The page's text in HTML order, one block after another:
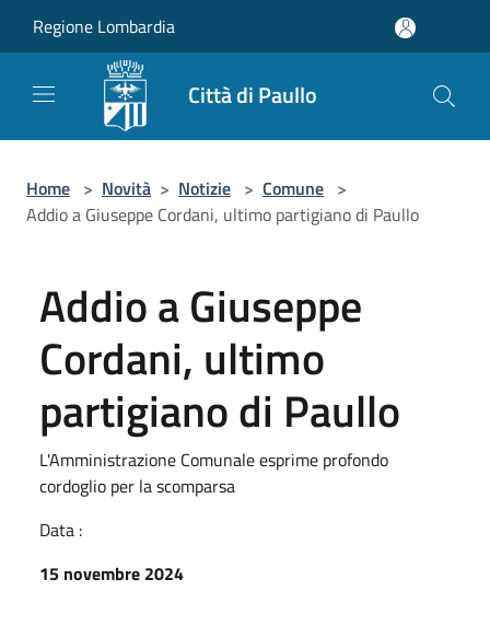
Regione Lombardia
Città di Paullo
Home > Novità > Notizie > Comune >
Addio a Giuseppe Cordani, ultimo partigiano di Paullo
Addio a Giuseppe
Cordani, ultimo
partigiano di Paullo
L'Amministrazione Comunale esprime profondo
cordoglio per la scomparsa
Data :
15 novembre 2024